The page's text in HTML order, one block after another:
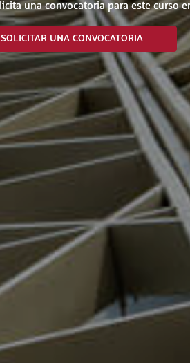
una convocatoria para este curso
SOLICITAR UNA CONVOCATORIA